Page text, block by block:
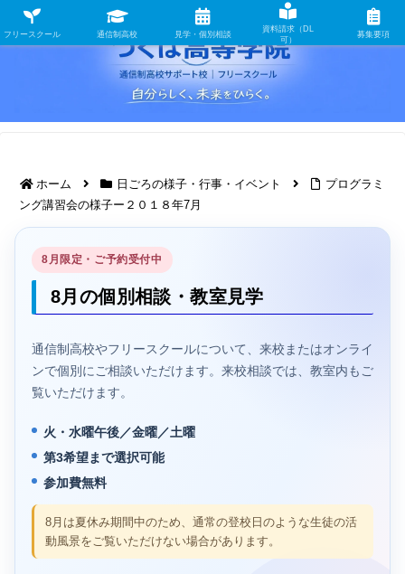
ホーム 日ごろの様子・行事・イベント
プログラミ
ング講習会の様子ー２０１８年7月
8月限定・ご予約受付中
8月の個別相談・教室見学
通信制高校やフリースクールについて、来校またはオンライ
ンで個別にご相談いただけます。来校相談では、教室内もご
覧いただけます。
火・水曜午後／金曜／土曜
第3希望まで選択可能
参加費無料
8月は夏休み期間中のため、通常の登校日のような生徒の活
動風景をご覧いただけない場合があります。
フリースクール 通信制高校 見学・個別相談
資料請求（DL
可）
募集要項